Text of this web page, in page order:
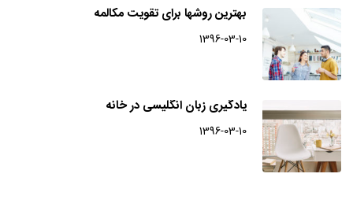
بهترین روشها برای تقویت مکالمه
1396-03-10
یادگیری زبان انگلیسی در خانه
1396-03-10